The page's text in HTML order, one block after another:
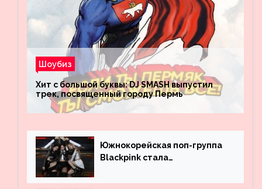
Шоубиз
Хит с большой буквы: DJ SMASH выпустил
трек, посвященный городу Пермь
Южнокорейская поп-группа
Blackpink стала
просмотрам на YouTube. Они